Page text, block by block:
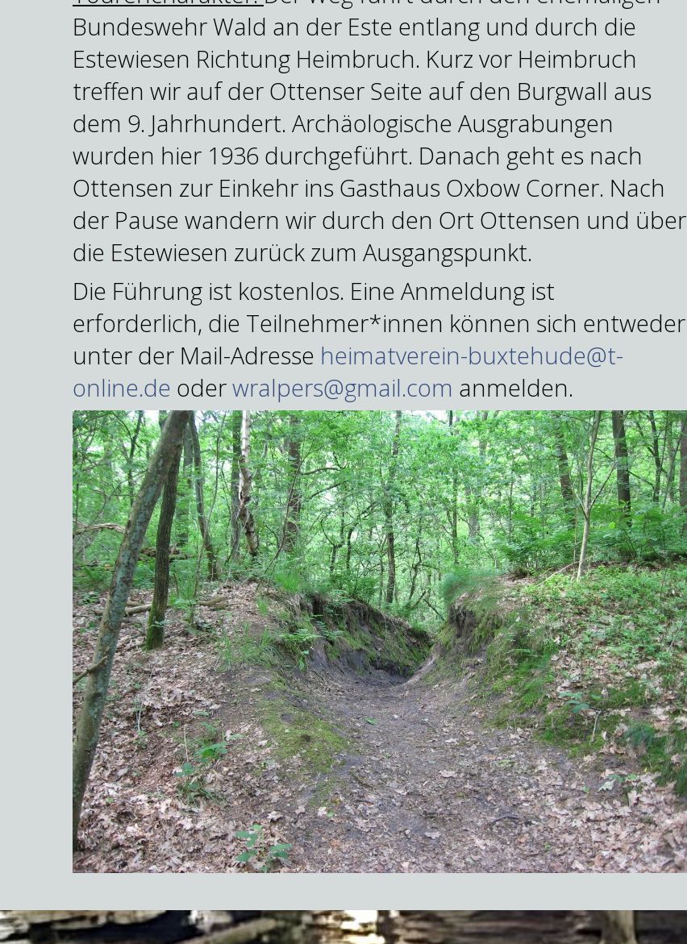
Bundeswehr Wald an der Este entlang und durch die
Estewiesen Richtung Heimbruch. Kurz vor Heimbruch
treffen wir auf der Ottenser Seite auf den Burgwall aus
dem 9. Jahrhundert. Archäologische Ausgrabungen
wurden hier 1936 durchgeführt. Danach geht es nach
Ottensen zur Einkehr ins Gasthaus Oxbow Corner. Nach
der Pause wandern wir durch den Ort Ottensen und über
die Estewiesen zurück zum Ausgangspunkt.
Die Führung ist kostenlos. Eine Anmeldung ist
erforderlich, die Teilnehmer*innen können sich entweder
unter der Mail-Adresse heimatverein-buxtehude@t-
online.de oderwralpers@gmail.com anmelden.